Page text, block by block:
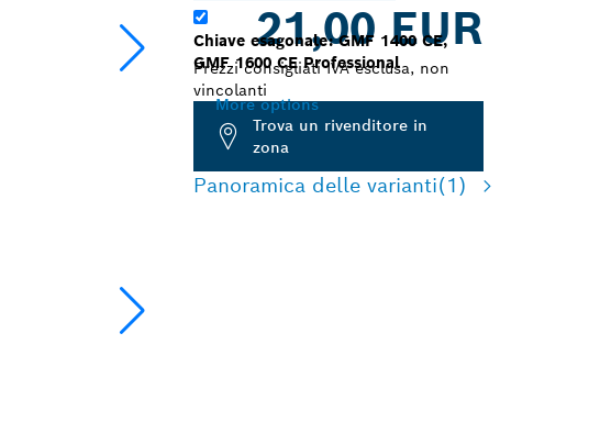
Chiave esagonale: GMF 1400 CE,
GMF 1600 CE Professional
More options
21,00 EUR
Prezzi consigliati IVA esclusa, non
vincolanti
Trova un rivenditore in
zona
Panoramica delle varianti(1)